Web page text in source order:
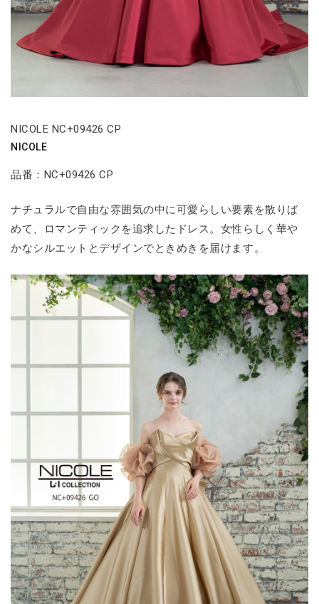
NICOLE NC+09426 CP
NICOLE
品番：NC+09426 CP
ナチュラルで自由な雰囲気の中に可愛らしい要素を散りば
めて、ロマンティックを追求したドレス。女性らしく華や
かなシルエットとデザインでときめきを届けます。